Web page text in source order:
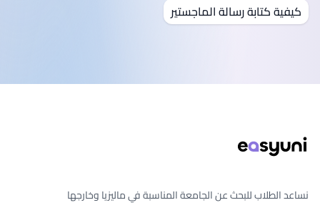
كيفية كتابة رسالة الماجستير
نساعد الطلاب للبحث عن الجامعة المناسبة في ماليزيا وخارجها